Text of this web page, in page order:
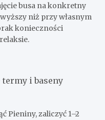
busa na konkretny
niż przy własnym
konieczności
termy i baseny
Pieniny, zaliczyć 1–2